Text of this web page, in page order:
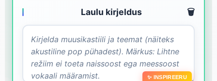
Laulu kirjeldus 🗑️
✨ INSPIREERU